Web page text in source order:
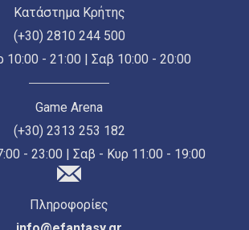
Κατάστημα Κρήτης
(+30) 2810 244 500
10:00 - 21:00 | Σαβ 10:00 - 20:00
Game Arena
(+30) 2313 253 182
- 23:00 | Σαβ - Κυρ 11:00 - 19:00
Πληροφορίες